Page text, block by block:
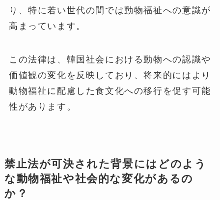
り、特に若い世代の間では動物福祉への意識が
高まっています。
この法律は、韓国社会における動物への認識や
価値観の変化を反映しており、将来的にはより
動物福祉に配慮した食文化への移行を促す可能
性があります。
禁止法が可決された背景にはどのよう
な動物福祉や社会的な変化があるの
か？